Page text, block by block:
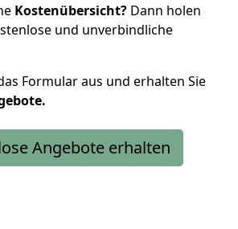
Kostenübersicht? Dann holen
und unverbindliche
Formular aus und erhalten Sie
Angebote erhalten